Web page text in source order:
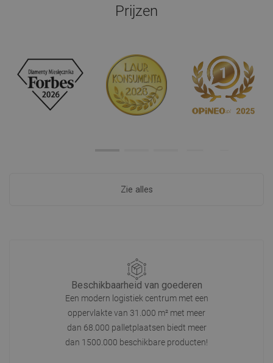
Prijzen
Zie alles
Beschikbaarheid van goederen
Een modern logistiek centrum met een
oppervlakte van 31.000 m² met meer
dan 68.000 palletplaatsen biedt meer
dan 1500.000 beschikbare producten!